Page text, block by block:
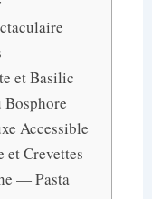
et Basilic
Accessible
et Crevettes
— Pasta